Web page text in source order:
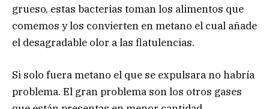
grueso, estas bacterias toman los alimentos que
comemos y los convierten en metano el cual añade
el desagradable olor a las flatulencias.
Si solo fuera metano el que se expulsara no habría
problema. El gran problema son los otros gases